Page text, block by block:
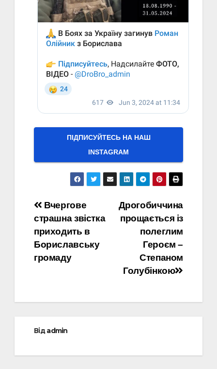
ПІДПИСУЙТЕСЬ НА НАШ
INSTAGRAM
Навігація
записів
Дрогобиччина
прощається із
полеглим
Героєм –
Степаном
Голубінкою
Вчергове
страшна звістка
приходить в
Бориславську
громаду
Відadmin